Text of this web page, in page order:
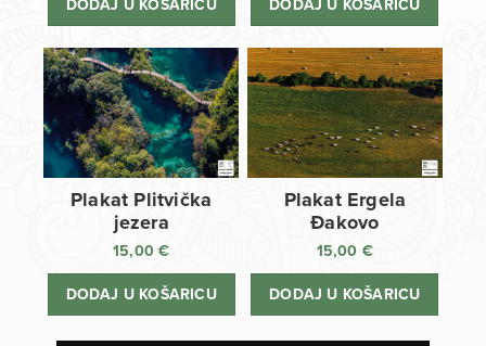
DODAJ U KOŠARICU DODAJ U KOŠARICU
Plakat Plitvička
jezera
15,00€
DODAJ U KOŠARICU
Plakat Ergela
Đakovo
15,00 €
DODAJ U KOŠARICU